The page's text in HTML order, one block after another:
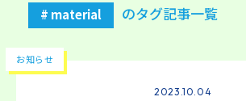
# material のタグ記事一覧
お知らせ
2023.10.04